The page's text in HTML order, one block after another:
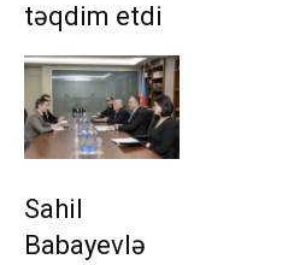
təqdim etdi
Sahil
Babayevlə